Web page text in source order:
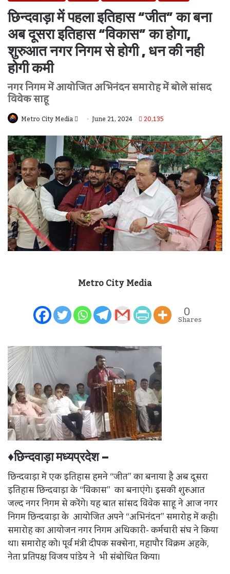
छिन्दवाड़ा में पहला इतिहास “जीत” का बना
अब दूसरा इतिहास “विकास” का होगा,
शुरुआत नगर निगम से होगी , धन की नही
होगी कमी
नगर निगम में आयोजित अभिनंदन समारोह में बोले सांसद
विवेक साहू
Metro City Media
Send
Email
June 21, 2024 20,135
Metro City Media
0
Shares
♦छिन्दवाड़ा मध्यप्रदेश –
छिन्दवाड़ा में एक इतिहास हमने “जीत” का बनाया है अब दूसरा
इतिहास छिन्दवाड़ा के “विकास” का बनाएंगे। इसकी शुरुआत
जल्द नगर निगम से करेंगे। यह बात सांसद विवेक साहू ने आज नगर
निगम छिन्दवाड़ा के आयोजित अपने “अभिनंदन” समारोह में कही।
समारोह का आयोजन नगर निगम अधिकारी- कर्मचारी संघ ने किया
था। समारोह को। पूर्व मंत्री दीपक सक्सेना, महापौर विक्रम अहके,
नेता प्रतिपक्ष विजय पांडेय ने भी संबोधित किया।